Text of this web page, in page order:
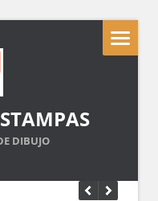
DIBUJO